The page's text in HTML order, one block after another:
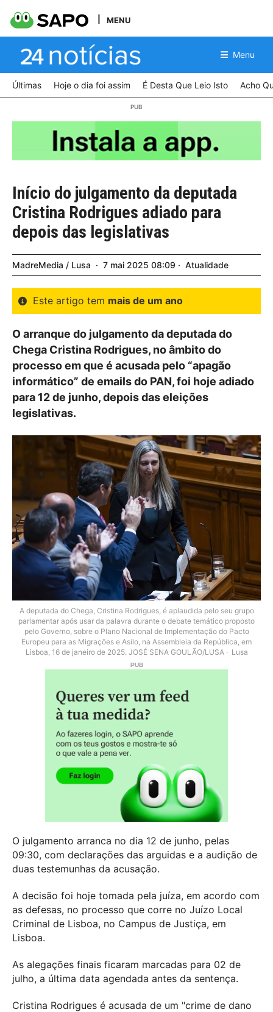
MENU
Menu
Últimas Hoje o dia foi assim É Desta Que Leio Isto Acho
Início do julgamento da deputada
Cristina Rodrigues adiado para
depois das legislativas
MadreMedia / Lusa 7 mai 2025 08:09 Atualidade
Este artigo tem mais de um ano
O arranque do julgamento da deputada do
Chega Cristina Rodrigues, no âmbito do
processo em que é acusada pelo “apagão
informático” de emails do PAN, foi hoje adiado
para 12 de junho, depois das eleições
legislativas.
A deputada do Chega, Cristina Rodrigues, é aplaudida pelo seu grupo
parlamentar após usar da palavra durante o debate temático proposto
pelo Governo, sobre o Plano Nacional de Implementação do Pacto
Europeu para as Migrações e Asilo, na Assembleia da República, em
Lisboa, 16 de janeiro de 2025. JOSÉ SENA GOULÃO/LUSA
Lusa
O julgamento arranca no dia 12 de junho, pelas
09:30, com declarações das arguidas e a audição de
duas testemunhas da acusação.
A decisão foi hoje tomada pela juíza, em acordo com
as defesas, no processo que corre no Juízo Local
Criminal de Lisboa, no Campus de Justiça, em
Lisboa.
As alegações finais ficaram marcadas para 02 de
julho, a última data agendada antes da sentença.
Cristina Rodrigues é acusada de um "crime de dano